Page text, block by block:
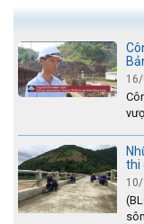
thi